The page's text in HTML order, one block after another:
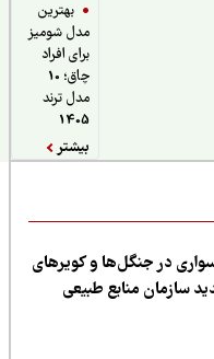
بهترین
مدل شومیز
برای افراد
چاق؛ 10
مدل ترند
جنگل‌ها و کویرهای
منابع طبیعی